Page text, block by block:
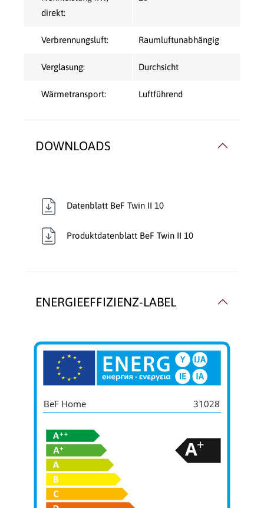
direkt:
Verbrennungsluft: Raumluftunabhängig
Verglasung: Durchsicht
Wärmetransport: Luftführend
DOWNLOADS
Datenblatt BeF Twin II 10
Produktdatenblatt BeF Twin II 10
ENERGIEEFFIZIENZ-LABEL
BeF Home 31028
A+